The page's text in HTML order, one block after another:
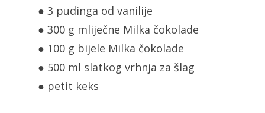
● 3 pudinga od vanilije
● 300 g mliječne Milka čokolade
● 100 g bijele Milka čokolade
● 500 ml slatkog vrhnja za šlag
● petit keks